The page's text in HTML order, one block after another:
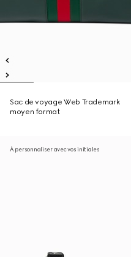
Sac de voyage Web Trademark
moyen format
À personnaliser avec vos initiales